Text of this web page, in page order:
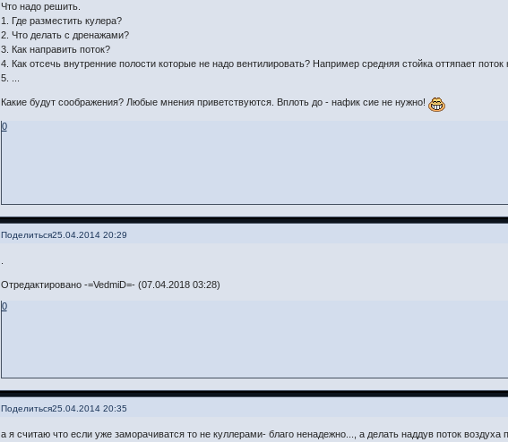
Что надо решить.
1. Где разместить кулера?
2. Что делать с дренажами?
3. Как направить поток?
4. Как отсечь внутренние полости которые не надо вентилировать? Например средняя стойка оттяпает
5. ...
Какие будут соображения? Любые мнения приветствуются. Вплоть до - нафик сие не нужно!
0
Поделиться25.04.2014 20:29
Отредактировано -=VedmiD=- (07.04.2018 03:28)
0
Поделиться25.04.2014 20:35
а я считаю что если уже заморачиватся то не куллерами- благо ненадежно..., а делать наддув поток воздуха